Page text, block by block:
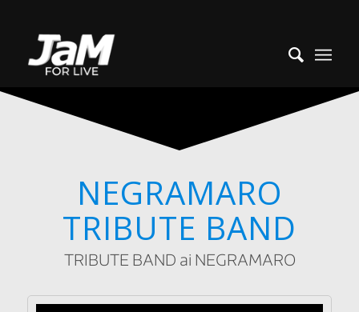
NEGRAMARO
TRIBUTE BAND
TRIBUTE BAND ai NEGRAMARO